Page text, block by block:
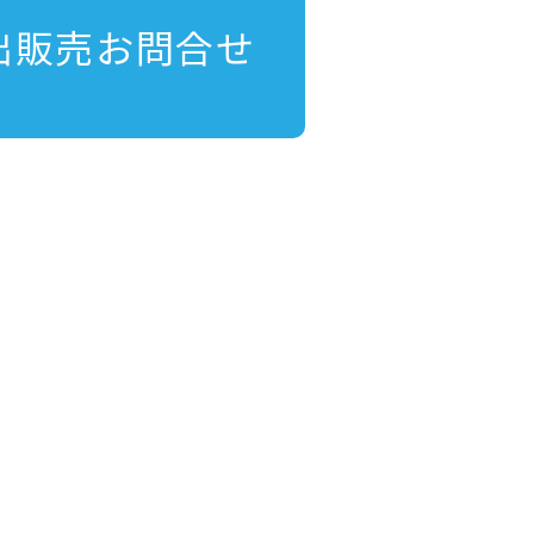
販売お問合せ